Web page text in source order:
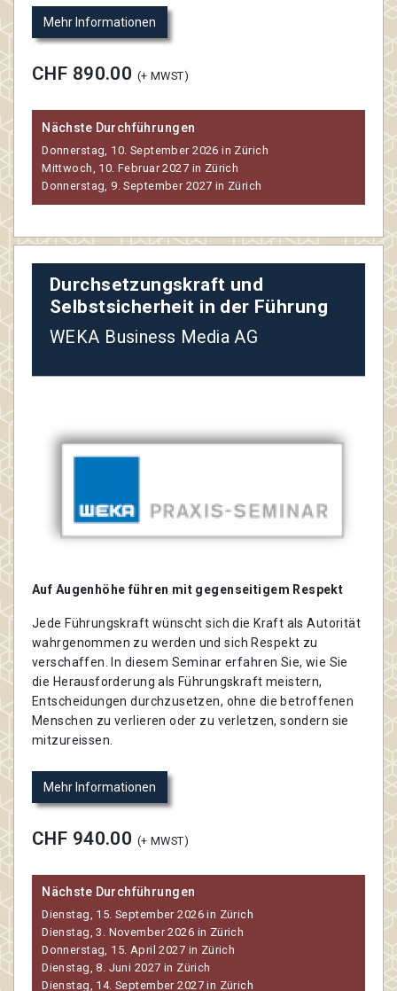
Mehr Informationen
CHF 890.00 (+ MWST)
Nächste Durchführungen
Donnerstag, 10. September 2026 in Zürich
Mittwoch, 10. Februar 2027 in Zürich
Donnerstag, 9. September 2027 in Zürich
Durchsetzungskraft und
Selbstsicherheit in der Führung
WEKA Business Media AG
Auf Augenhöhe führen mit gegenseitigem Respekt
Jede Führungskraft wünscht sich die Kraft als Autorität
wahrgenommen zu werden und sich Respekt zu
verschaffen. In diesem Seminar erfahren Sie, wie Sie
die Herausforderung als Führungskraft meistern,
Entscheidungen durchzusetzen, ohne die betroffenen
Menschen zu verlieren oder zu verletzen, sondern sie
mitzureissen.
Mehr Informationen
CHF 940.00 (+ MWST)
Nächste Durchführungen
Dienstag, 15. September 2026 in Zürich
Dienstag, 3. November 2026 in Zürich
Donnerstag, 15. April 2027 in Zürich
Dienstag, 8. Juni 2027 in Zürich
Dienstag, 14. September 2027 in Zürich